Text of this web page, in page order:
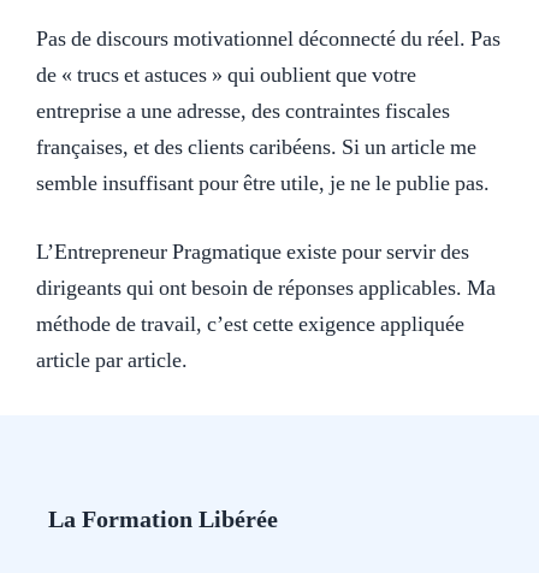
Pas de discours motivationnel déconnecté du réel. Pas
de « trucs et astuces » qui oublient que votre
entreprise a une adresse, des contraintes fiscales
françaises, et des clients caribéens. Si un article me
semble insuffisant pour être utile, je ne le publie pas.
L’Entrepreneur Pragmatique existe pour servir des
dirigeants qui ont besoin de réponses applicables. Ma
méthode de travail, c’est cette exigence appliquée
article par article.
La Formation Libérée